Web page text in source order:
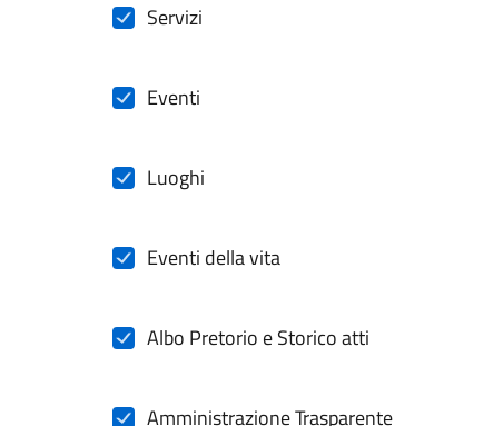
Servizi
Eventi
Luoghi
Eventi della vita
Albo Pretorio e Storico atti
Amministrazione Trasparente